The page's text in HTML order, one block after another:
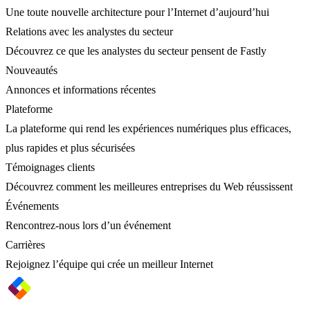
Une toute nouvelle architecture pour l’Internet d’aujourd’hui
Relations avec les analystes du secteur
Découvrez ce que les analystes du secteur pensent de Fastly
Nouveautés
Annonces et informations récentes
Plateforme
La plateforme qui rend les expériences numériques plus efficaces,
plus rapides et plus sécurisées
Témoignages clients
Découvrez comment les meilleures entreprises du Web réussissent
Événements
Rencontrez-nous lors d’un événement
Carrières
Rejoignez l’équipe qui crée un meilleur Internet